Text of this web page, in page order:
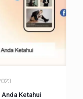
Ketahui